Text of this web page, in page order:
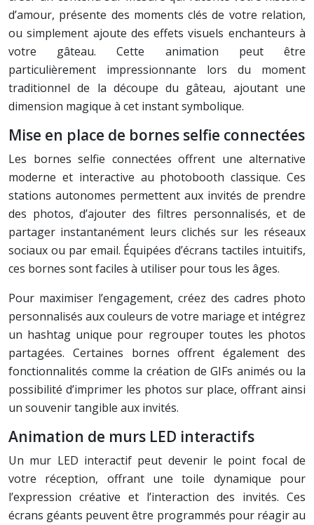
d’amour, présente des moments clés de votre relation,
ou simplement ajoute des effets visuels enchanteurs à
votre gâteau. Cette animation peut être
particulièrement impressionnante lors du moment
traditionnel de la découpe du gâteau, ajoutant une
dimension magique à cet instant symbolique.
Mise en place de bornes selfie connectées
Les bornes selfie connectées offrent une alternative
moderne et interactive au photobooth classique. Ces
stations autonomes permettent aux invités de prendre
des photos, d’ajouter des filtres personnalisés, et de
partager instantanément leurs clichés sur les réseaux
sociaux ou par email. Équipées d’écrans tactiles intuitifs,
ces bornes sont faciles à utiliser pour tous les âges.
Pour maximiser l’engagement, créez des cadres photo
personnalisés aux couleurs de votre mariage et intégrez
un hashtag unique pour regrouper toutes les photos
partagées. Certaines bornes offrent également des
fonctionnalités comme la création de GIFs animés ou la
possibilité d’imprimer les photos sur place, offrant ainsi
un souvenir tangible aux invités.
Animation de murs LED interactifs
Un mur LED interactif peut devenir le point focal de
votre réception, offrant une toile dynamique pour
l’expression créative et l’interaction des invités. Ces
écrans géants peuvent être programmés pour réagir au